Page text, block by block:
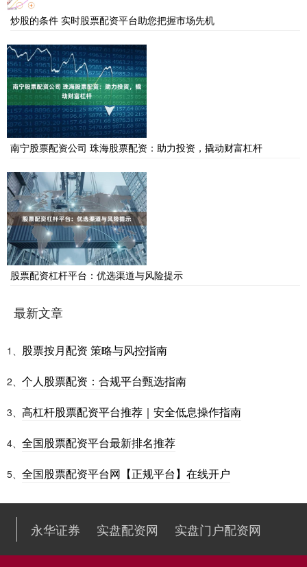
炒股的条件 实时股票配资平台助您把握市场先机
南宁股票配资公司 珠海股票配资：助力投资，撬动财富杠杆
股票配资杠杆平台：优选渠道与风险提示
最新文章
1、 股票按月配资 策略与风控指南
2、 个人股票配资：合规平台甄选指南
3、 高杠杆股票配资平台推荐｜安全低息操作指南
4、 全国股票配资平台最新排名推荐
5、 全国股票配资平台网【正规平台】在线开户
永华证券 实盘配资网 实盘门户配资网